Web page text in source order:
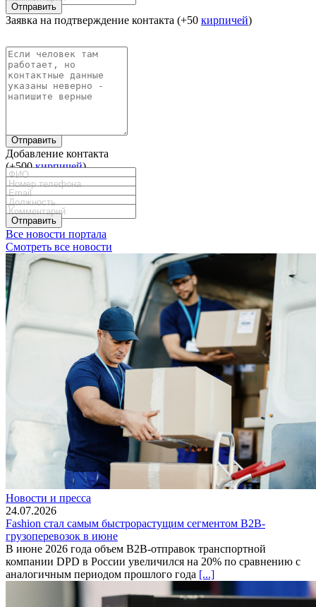
Отправить
Заявка на подтверждение контакта (+50 кирпичей)
Отправить
Добавление контакта
(+500кирпичей)
Отправить
Все новости портала
Смотреть все новости
Новости и пресса
24.07.2026
Fashion стал самым быстрорастущим сегментом B2B-
грузоперевозок в июне
В июне 2026 года объем B2B-отправок транспортной
компании DPD в России увеличился на 20% по сравнению с
аналогичным периодом прошлого года [...]